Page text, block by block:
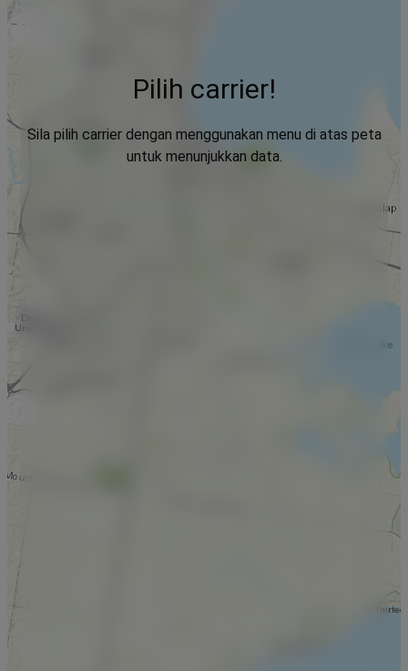
Pilih carrier!
Sila pilih carrier dengan menggunakan menu di atas peta
untuk menunjukkan data.